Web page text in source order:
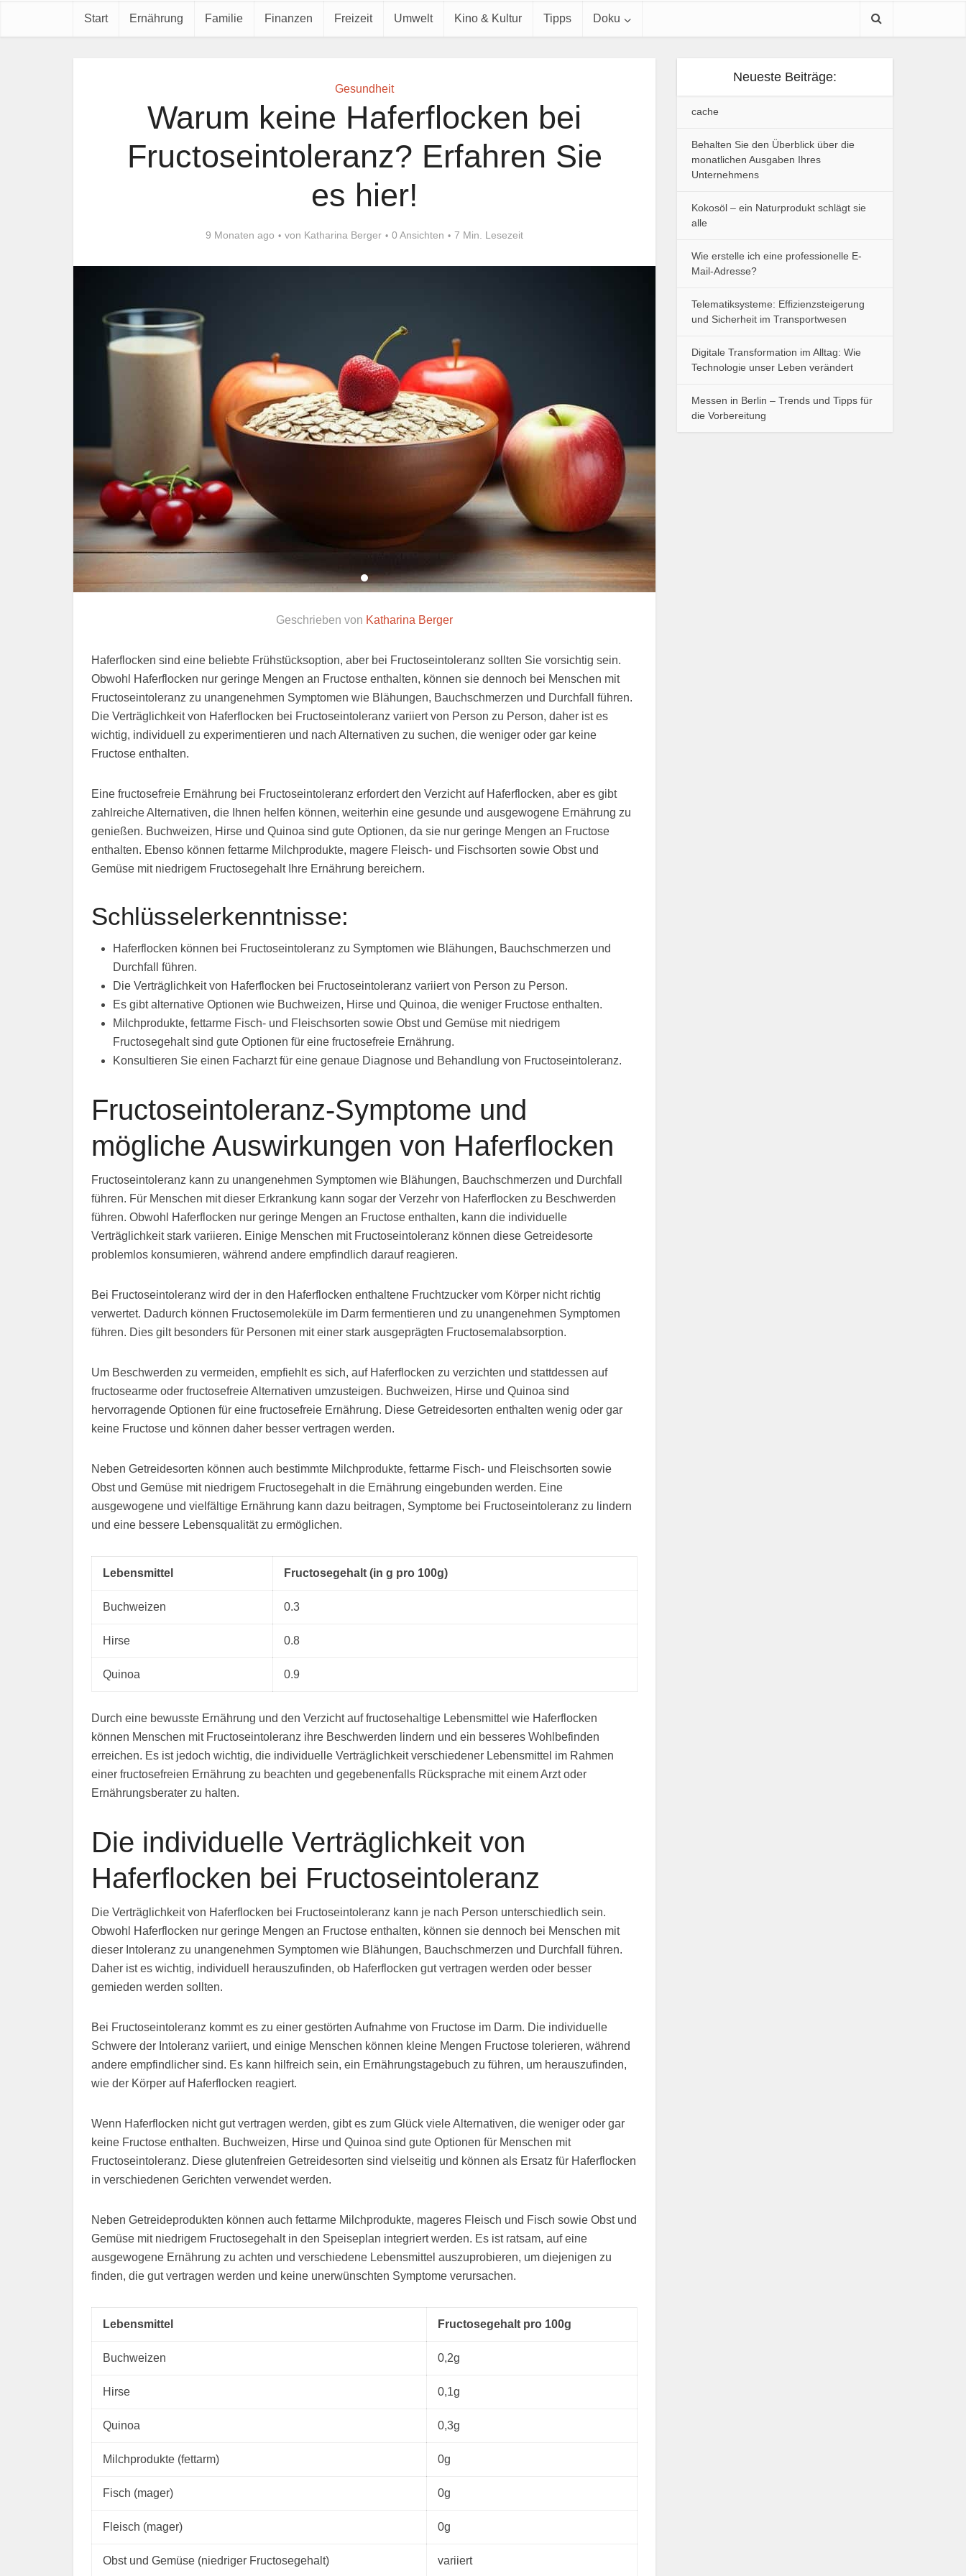
Start Ernährung Familie Finanzen Freizeit Umwelt Kino & Kultur Tipps Doku
Gesundheit
Warum keine Haferflocken bei
Fructoseintoleranz? Erfahren Sie
es hier!
9 Monaten ago von Katharina Berger 0 Ansichten 7 Min. Lesezeit
Geschrieben von Katharina Berger
Haferflocken sind eine beliebte Frühstücksoption, aber bei Fructoseintoleranz sollten Sie vorsichtig sein.
Obwohl Haferflocken nur geringe Mengen an Fructose enthalten, können sie dennoch bei Menschen mit
Fructoseintoleranz zu unangenehmen Symptomen wie Blähungen, Bauchschmerzen und Durchfall führen.
Die Verträglichkeit von Haferflocken bei Fructoseintoleranz variiert von Person zu Person, daher ist es
wichtig, individuell zu experimentieren und nach Alternativen zu suchen, die weniger oder gar keine
Fructose enthalten.
Eine fructosefreie Ernährung bei Fructoseintoleranz erfordert den Verzicht auf Haferflocken, aber es gibt
zahlreiche Alternativen, die Ihnen helfen können, weiterhin eine gesunde und ausgewogene Ernährung zu
genießen. Buchweizen, Hirse und Quinoa sind gute Optionen, da sie nur geringe Mengen an Fructose
enthalten. Ebenso können fettarme Milchprodukte, magere Fleisch- und Fischsorten sowie Obst und
Gemüse mit niedrigem Fructosegehalt Ihre Ernährung bereichern.
Schlüsselerkenntnisse:
Haferflocken können bei Fructoseintoleranz zu Symptomen wie Blähungen, Bauchschmerzen und
Durchfall führen.
Die Verträglichkeit von Haferflocken bei Fructoseintoleranz variiert von Person zu Person.
Es gibt alternative Optionen wie Buchweizen, Hirse und Quinoa, die weniger Fructose enthalten.
Milchprodukte, fettarme Fisch- und Fleischsorten sowie Obst und Gemüse mit niedrigem
Fructosegehalt sind gute Optionen für eine fructosefreie Ernährung.
Konsultieren Sie einen Facharzt für eine genaue Diagnose und Behandlung von Fructoseintoleranz.
Fructoseintoleranz-Symptome und
mögliche Auswirkungen von Haferflocken
Fructoseintoleranz kann zu unangenehmen Symptomen wie Blähungen, Bauchschmerzen und Durchfall
führen. Für Menschen mit dieser Erkrankung kann sogar der Verzehr von Haferflocken zu Beschwerden
führen. Obwohl Haferflocken nur geringe Mengen an Fructose enthalten, kann die individuelle
Verträglichkeit stark variieren. Einige Menschen mit Fructoseintoleranz können diese Getreidesorte
problemlos konsumieren, während andere empfindlich darauf reagieren.
Bei Fructoseintoleranz wird der in den Haferflocken enthaltene Fruchtzucker vom Körper nicht richtig
verwertet. Dadurch können Fructosemoleküle im Darm fermentieren und zu unangenehmen Symptomen
führen. Dies gilt besonders für Personen mit einer stark ausgeprägten Fructosemalabsorption.
Um Beschwerden zu vermeiden, empfiehlt es sich, auf Haferflocken zu verzichten und stattdessen auf
fructosearme oder fructosefreie Alternativen umzusteigen. Buchweizen, Hirse und Quinoa sind
hervorragende Optionen für eine fructosefreie Ernährung. Diese Getreidesorten enthalten wenig oder gar
keine Fructose und können daher besser vertragen werden.
Neben Getreidesorten können auch bestimmte Milchprodukte, fettarme Fisch- und Fleischsorten sowie
Obst und Gemüse mit niedrigem Fructosegehalt in die Ernährung eingebunden werden. Eine
ausgewogene und vielfältige Ernährung kann dazu beitragen, Symptome bei Fructoseintoleranz zu lindern
und eine bessere Lebensqualität zu ermöglichen.
Lebensmittel Fructosegehalt (in g pro 100g)
Buchweizen 0.3
Hirse 0.8
Quinoa 0.9
Durch eine bewusste Ernährung und den Verzicht auf fructosehaltige Lebensmittel wie Haferflocken
können Menschen mit Fructoseintoleranz ihre Beschwerden lindern und ein besseres Wohlbefinden
erreichen. Es ist jedoch wichtig, die individuelle Verträglichkeit verschiedener Lebensmittel im Rahmen
einer fructosefreien Ernährung zu beachten und gegebenenfalls Rücksprache mit einem Arzt oder
Ernährungsberater zu halten.
Die individuelle Verträglichkeit von
Haferflocken bei Fructoseintoleranz
Die Verträglichkeit von Haferflocken bei Fructoseintoleranz kann je nach Person unterschiedlich sein.
Obwohl Haferflocken nur geringe Mengen an Fructose enthalten, können sie dennoch bei Menschen mit
dieser Intoleranz zu unangenehmen Symptomen wie Blähungen, Bauchschmerzen und Durchfall führen.
Daher ist es wichtig, individuell herauszufinden, ob Haferflocken gut vertragen werden oder besser
gemieden werden sollten.
Bei Fructoseintoleranz kommt es zu einer gestörten Aufnahme von Fructose im Darm. Die individuelle
Schwere der Intoleranz variiert, und einige Menschen können kleine Mengen Fructose tolerieren, während
andere empfindlicher sind. Es kann hilfreich sein, ein Ernährungstagebuch zu führen, um herauszufinden,
wie der Körper auf Haferflocken reagiert.
Wenn Haferflocken nicht gut vertragen werden, gibt es zum Glück viele Alternativen, die weniger oder gar
keine Fructose enthalten. Buchweizen, Hirse und Quinoa sind gute Optionen für Menschen mit
Fructoseintoleranz. Diese glutenfreien Getreidesorten sind vielseitig und können als Ersatz für Haferflocken
in verschiedenen Gerichten verwendet werden.
Neben Getreideprodukten können auch fettarme Milchprodukte, mageres Fleisch und Fisch sowie Obst und
Gemüse mit niedrigem Fructosegehalt in den Speiseplan integriert werden. Es ist ratsam, auf eine
ausgewogene Ernährung zu achten und verschiedene Lebensmittel auszuprobieren, um diejenigen zu
finden, die gut vertragen werden und keine unerwünschten Symptome verursachen.
Lebensmittel Fructosegehalt pro 100g
Buchweizen 0,2g
Hirse 0,1g
Quinoa 0,3g
Milchprodukte (fettarm) 0g
Fisch (mager) 0g
Fleisch (mager) 0g
Obst und Gemüse (niedriger Fructosegehalt) variiert
Neueste Beiträge:
cache
Behalten Sie den Überblick über die
monatlichen Ausgaben Ihres
Unternehmens
Kokosöl – ein Naturprodukt schlägt sie
alle
Wie erstelle ich eine professionelle E-
Mail-Adresse?
Telematiksysteme: Effizienzsteigerung
und Sicherheit im Transportwesen
Digitale Transformation im Alltag: Wie
Technologie unser Leben verändert
Messen in Berlin – Trends und Tipps für
die Vorbereitung